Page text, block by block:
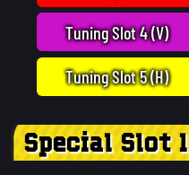
Tuning Slot 4 (V)
Tuning Slot 5 (H)
Special Slot 1